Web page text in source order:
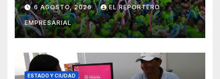
vigilancia en la prevención
social del delito
6 AGOSTO, 2026 EL REPORTERO
EMPRESARIAL
ESTADO Y CIUDAD